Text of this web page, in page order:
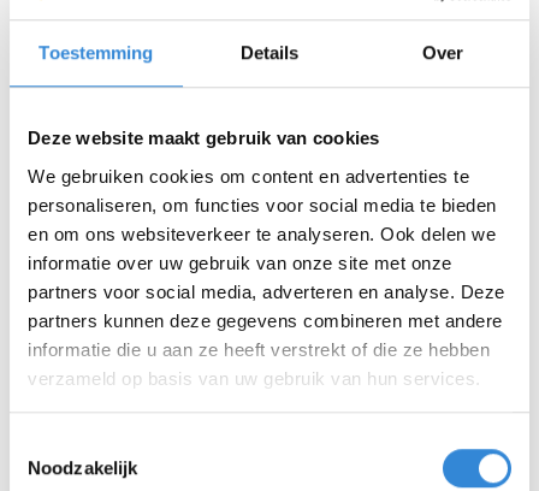
Toestemming Details Over
Deze website maakt gebruik van cookies
We gebruiken cookies om content en advertenties te
personaliseren, om functies voor social media te bieden
en om ons websiteverkeer te analyseren. Ook delen we
informatie over uw gebruik van onze site met onze
partners voor social media, adverteren en analyse. Deze
partners kunnen deze gegevens combineren met andere
informatie die u aan ze heeft verstrekt of die ze hebben
verzameld op basis van uw gebruik van hun services.
Noodzakelijk
Wat er deze keer allemaal gaat gebeuren bij
ProkkelParelParade Live blijft nog even een
verrassing. Maar in elk geval gaan we weer
als kijker weer leuke prijzen winnen.
Wil jij ook meedoen aan de Parade en te gast zijn in
de uitzending?
Stuur dan een mailtje naarinfo@prokkel.nl.
En tot ziens op vrijdag 5 maart!
Benieuwd naar onze eerdere uitzendingen? Bekijk ze